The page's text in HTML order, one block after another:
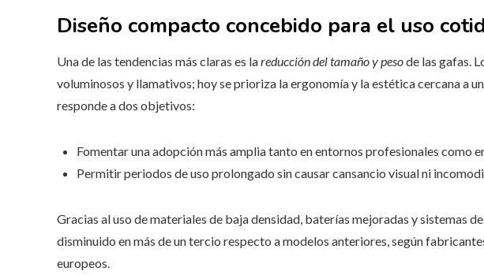
Diseño compacto concebido para el uso
Una de las tendencias más claras es lareducción del tamaño y pesode las gafas.
voluminosos y llamativos; hoy se prioriza la ergonomía y la estética cercana a
responde a dos objetivos:
Fomentar una adopción más amplia tanto en entornos profesionales como
Permitir periodos de uso prolongado sin causar cansancio visual ni
Gracias al uso de materiales de baja densidad, baterías mejoradas y sistemas
disminuido en más de un tercio respecto a modelos anteriores, según
europeos.